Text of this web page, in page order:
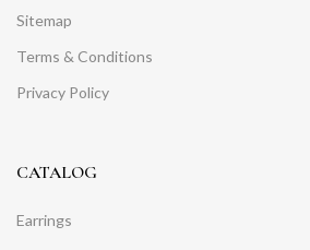
Sitemap
Terms & Conditions
Privacy Policy
CATALOG
Earrings